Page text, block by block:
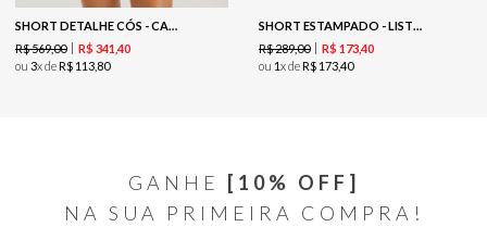
SHORT DETALHE CÓS - CARAMELO
R$569,00 R$ 341 40
ou 3x deR$ 113 80
SHORT ESTAMPADO - LISTRADO INDIGO
R$289,00 R$ 17340
ou 1x deR$ 17340
GANHE
[10% OFF]
NA SUA PRIMEIRA COMPRA!